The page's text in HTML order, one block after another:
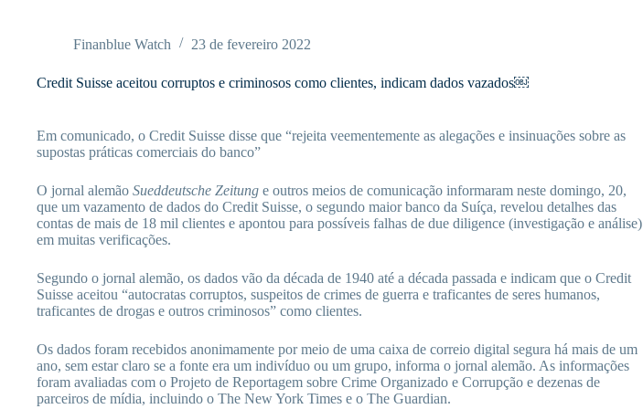
Finanblue Watch 23 de fevereiro 2022
Credit Suisse aceitou corruptos e criminosos como clientes, indicam dados vazados￼
Em comunicado, o Credit Suisse disse que “rejeita veementemente as alegações e insinuações sobre as
supostas práticas comerciais do banco”
O jornal alemão Sueddeutsche Zeitung e outros meios de comunicação informaram neste domingo, 20,
que um vazamento de dados do Credit Suisse, o segundo maior banco da Suíça, revelou detalhes das
contas de mais de 18 mil clientes e apontou para possíveis falhas de due diligence (investigação e análise)
em muitas verificações.
Segundo o jornal alemão, os dados vão da década de 1940 até a década passada e indicam que o Credit
Suisse aceitou “autocratas corruptos, suspeitos de crimes de guerra e traficantes de seres humanos,
traficantes de drogas e outros criminosos” como clientes.
Os dados foram recebidos anonimamente por meio de uma caixa de correio digital segura há mais de um
ano, sem estar claro se a fonte era um indivíduo ou um grupo, informa o jornal alemão. As informações
foram avaliadas com o Projeto de Reportagem sobre Crime Organizado e Corrupção e dezenas de
parceiros de mídia, incluindo o The New York Times e o The Guardian.